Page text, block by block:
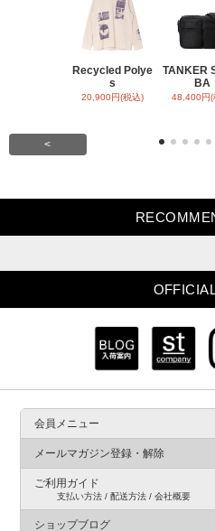
Recycled Polye
s
20,900円(税込)
TANKER
BA
48,400円(
<
会員メニュー
メールマガジン登録・解除
ご利用ガイド
支払い方法 / 配送方法 / 会社概要
ショップブログ